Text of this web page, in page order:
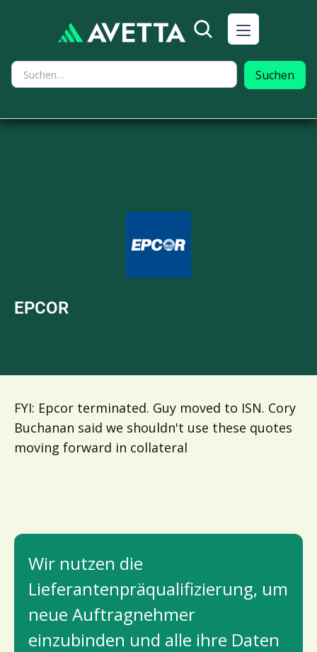
EPCOR
FYI: Epcor terminated. Guy moved to ISN. Cory
Buchanan said we shouldn't use these quotes
moving forward in collateral
Wir nutzen die
Lieferantenpräqualifizierung, um
neue Auftragnehmer
einzubinden und alle ihre Daten